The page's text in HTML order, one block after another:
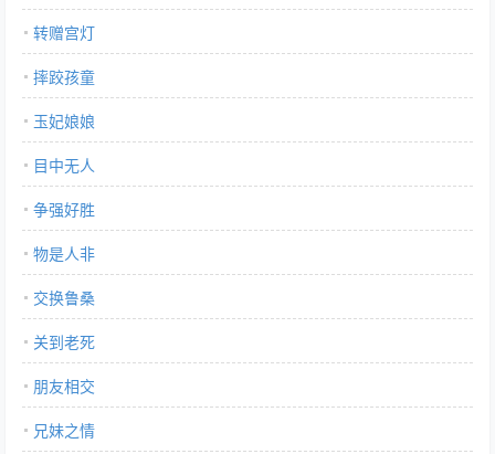
转赠宫灯
摔跤孩童
玉妃娘娘
目中无人
争强好胜
物是人非
交换鲁桑
关到老死
朋友相交
兄妹之情